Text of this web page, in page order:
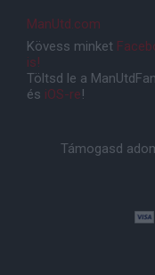
ManUtd.com
Kövess minket
is!
Töltsd le a
és iOS-re!
Támogasd